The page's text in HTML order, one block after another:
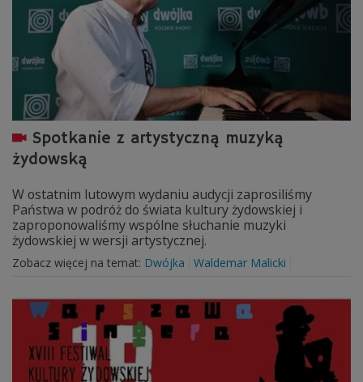
Spotkanie z artystyczną muzyką
żydowską
W ostatnim lutowym wydaniu audycji zaprosiliśmy
Państwa w podróż do świata kultury żydowskiej i
zaproponowaliśmy wspólne słuchanie muzyki
żydowskiej w wersji artystycznej.
Zobacz więcej na temat: Dwójka Waldemar Malicki